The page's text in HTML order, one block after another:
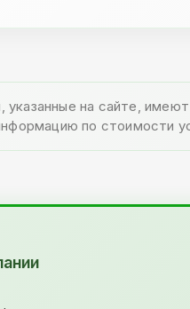
на сайте,
по стоимости